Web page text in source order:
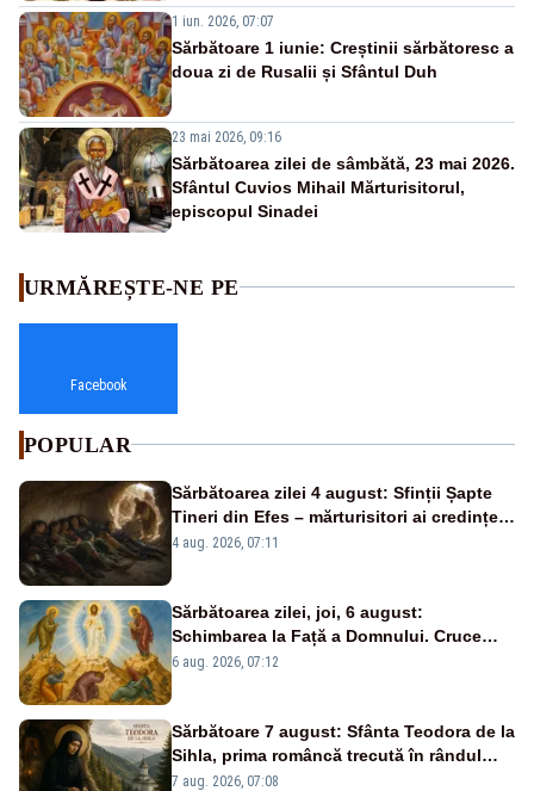
1 iun. 2026, 07:07
Sărbătoare 1 iunie: Creștinii sărbătoresc a
doua zi de Rusalii și Sfântul Duh
23 mai 2026, 09:16
Sărbătoarea zilei de sâmbătă, 23 mai 2026.
Sfântul Cuvios Mihail Mărturisitorul,
episcopul Sinadei
URMĂREȘTE-NE PE
Facebook
POPULAR
Sărbătoarea zilei 4 august: Sfinții Șapte
Tineri din Efes – mărturisitori ai credinței
și ai Învierii
4 aug. 2026, 07:11
Sărbătoarea zilei, joi, 6 august:
Schimbarea la Față a Domnului. Cruce
roșie în calendar și dezlegare la pește
6 aug. 2026, 07:12
Sărbătoare 7 august: Sfânta Teodora de la
Sihla, prima româncă trecută în rândul
sfinților
7 aug. 2026, 07:08